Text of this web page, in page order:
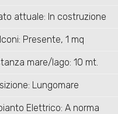
attuale: In costruzione
Presente, 1 mq
mare/lago: 10 mt.
Lungomare
Elettrico: A norma